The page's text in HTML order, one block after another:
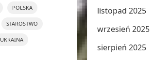
POLSKA
STAROSTWO
UKRAINA
listopad 2025
wrzesień 2025
sierpień 2025